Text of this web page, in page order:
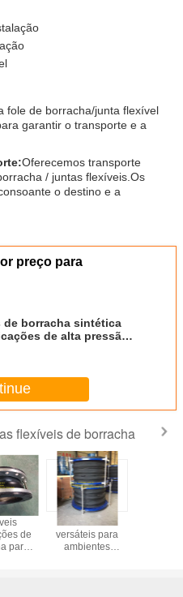
fole de borracha/junta flexível
garantir o transporte e a
Oferecemos transporte
/ juntas flexíveis.Os
o destino e a
preço para
de borracha sintética
de alta pressão e
flexíveis de borracha
de
para
Flexíveis e
versáteis para
ambientes